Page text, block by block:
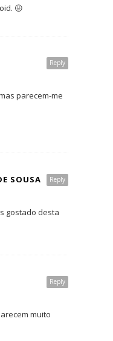
😛
Reply
parecem-me
Reply
SOUSA
gostado desta
Reply
muito